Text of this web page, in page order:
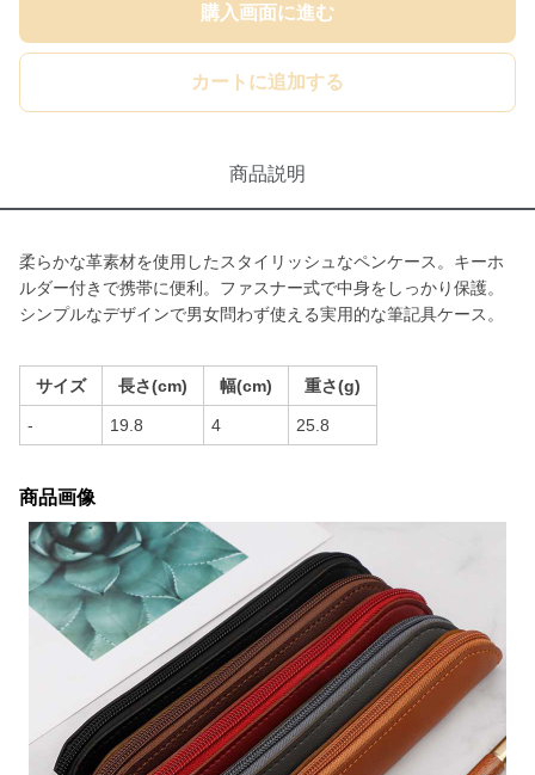
購入画面に進む
カートに追加する
商品説明
柔らかな革素材を使用したスタイリッシュなペンケース。キーホ
ルダー付きで携帯に便利。ファスナー式で中身をしっかり保護。
シンプルなデザインで男女問わず使える実用的な筆記具ケース。
サイズ 長さ(cm) 幅(cm) 重さ(g)
- 19.8 4 25.8
商品画像